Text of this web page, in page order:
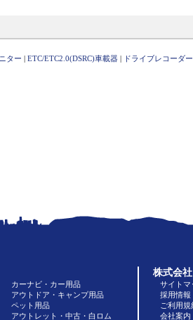
ター | ETC/ETC2.0(DSRC)車載器 | ドライブレコーダー
カーナビ・カー用品
アウトドア・キャンプ用品
ペット用品
アウトレット・中古・白ロム
株式会
サイトマ
採用情報
ご利用規
会社案内